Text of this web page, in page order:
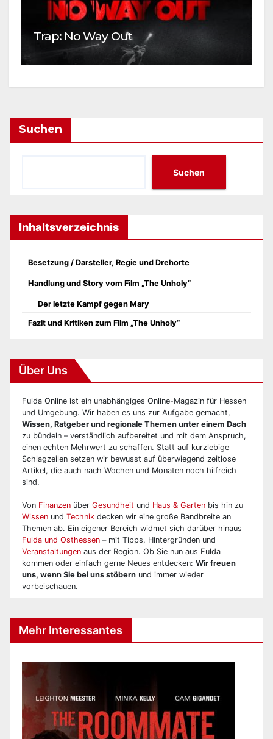
Trap: No Way Out
Suchen
Suchen
Inhaltsverzeichnis
Besetzung / Darsteller, Regie und Drehorte
Handlung und Story vom Film „The Unholy“
Der letzte Kampf gegen Mary
Fazit und Kritiken zum Film „The Unholy“
Über Uns
Fulda Online ist ein unabhängiges Online-Magazin für Hessen
und Umgebung. Wir haben es uns zur Aufgabe gemacht,
Wissen, Ratgeber und regionale Themen unter einem Dach
zu bündeln – verständlich aufbereitet und mit dem Anspruch,
einen echten Mehrwert zu schaffen. Statt auf kurzlebige
Schlagzeilen setzen wir bewusst auf überwiegend zeitlose
Artikel, die auch nach Wochen und Monaten noch hilfreich
sind.
Von Finanzen über Gesundheit und Haus & Garten bis hin zu
Wissen und Technik decken wir eine große Bandbreite an
Themen ab. Ein eigener Bereich widmet sich darüber hinaus
Fulda und Osthessen – mit Tipps, Hintergründen und
Veranstaltungen aus der Region. Ob Sie nun aus Fulda
kommen oder einfach gerne Neues entdecken: Wir freuen
uns, wenn Sie bei uns stöbern und immer wieder
vorbeischauen.
Mehr Interessantes